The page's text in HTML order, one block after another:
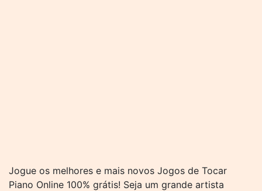
Jogue os melhores e mais novos Jogos de Tocar
Piano Online 100% grátis! Seja um grande artista